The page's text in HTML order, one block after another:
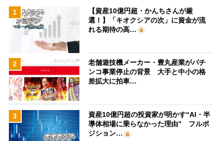
1
【資産10億円超・かんちさんが厳
選！】「キオクシアの次」に資金が流
れる期待の高…
2
老舗遊技機メーカー・豊丸産業がパチ
ンコ事業停止の背景 大手と中小の格
差拡大に拍車…
3
資産10億円超の投資家が明かす“AI・半
導体相場に乗らなかった理由” フルポ
ジション…